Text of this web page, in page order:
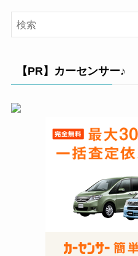
【PR】カーセンサー♪